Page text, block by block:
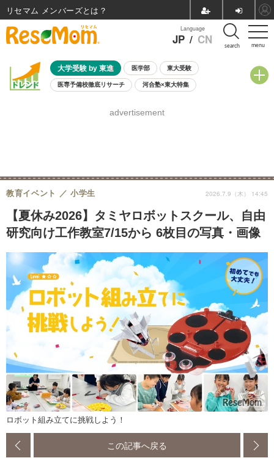
menu
Language
JP / CN search
大学受験 by 東進 医学部 東大受験
医専予備校徹底リサーチ 河合塾×東大特集
8月開催学校説明会・相談会
advertisement
【夏休み2026】タミヤロボットスクール、自由
研究向け工作教室7/15から 6枚目の写真・画像
教育イベント 小学生 2026.7.9（木） 14:45
ロボット組み立てに挑戦しよう！
この記事へ戻る
リセマム メンバーズ